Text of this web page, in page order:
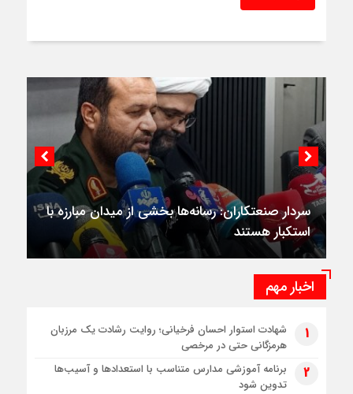
از میدان مبارزه با
سخنگوی سپاه: رسانه‌ها امروز بخشی از
جنگ هستند
اخبار مهم
1
شهادت استوار احسان فرخیانی؛ روایت رشادت یک مرزبان
هرمزگانی حتی در مرخصی
2
برنامه آموزشی مدارس متناسب با استعدادها و آسیب‌ها
تدوین شود